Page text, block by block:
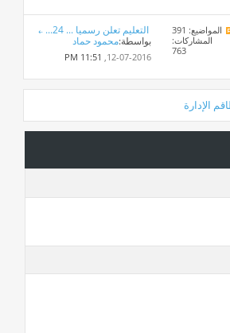
مشاهدة
تغذيات
المواضيع: 391
المشاركات:
763
التعليم تعلن رسميا ... 24...
بواسطة:محمود حماد
12-07-2016,
11:51 PM
الإدارة